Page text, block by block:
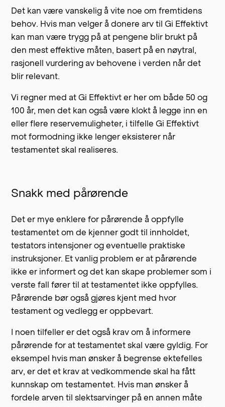
Det kan være vanskelig å vite noe om fremtidens
behov. Hvis man velger å donere arv til Gi Effektivt
kan man være trygg på at pengene blir brukt på
den mest effektive måten, basert på en nøytral,
rasjonell vurdering av behovene i verden når det
blir relevant.
Vi regner med at Gi Effektivt er her om både 50 og
100 år, men det kan også være klokt å legge inn en
eller flere reservemuligheter, i tilfelle Gi Effektivt
mot formodning ikke lenger eksisterer når
testamentet skal realiseres.
Snakk med pårørende
Det er mye enklere for pårørende å oppfylle
testamentet om de kjenner godt til innholdet,
testators intensjoner og eventuelle praktiske
instruksjoner. Et vanlig problem er at pårørende
ikke er informert og det kan skape problemer som i
verste fall fører til at testamentet ikke oppfylles.
Pårørende bør også gjøres kjent med hvor
testament og vedlegg er oppbevart.
I noen tilfeller er det også krav om å informere
pårørende for at testamentet skal være gyldig. For
eksempel hvis man ønsker å begrense ektefelles
arv, er det et krav at vedkommende skal ha fått
kunnskap om testamentet. Hvis man ønsker å
fordele arven til slektsarvinger på en annen måte